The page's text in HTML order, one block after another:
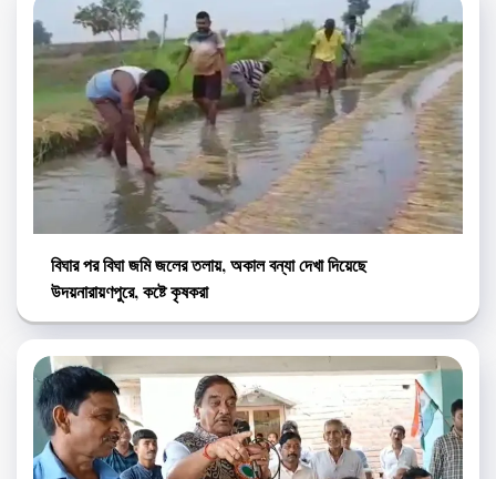
বিঘার পর বিঘা জমি জলের তলায়, অকাল বন্যা দেখা দিয়েছে
উদয়নারায়ণপুরে, কষ্টে কৃষকরা